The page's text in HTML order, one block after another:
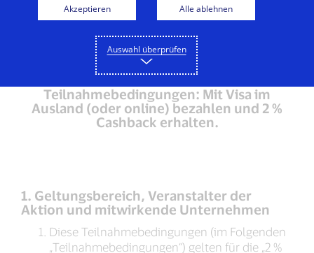
Promotion
07.07.–01.09.2026.
Teilnahmebedingungen: Mit Visa im
Ausland (oder online) bezahlen und 2 %
Cashback erhalten.
1. Geltungsbereich, Veranstalter der
Aktion und mitwirkende Unternehmen
Diese Teilnahmebedingungen (im Folgenden
„Teilnahmebedingungen“) gelten für die „2 %
Akzeptieren Alle ablehnen
Auswahl überprüfen